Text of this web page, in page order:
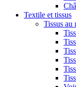
Textile et tissus
Tissus au